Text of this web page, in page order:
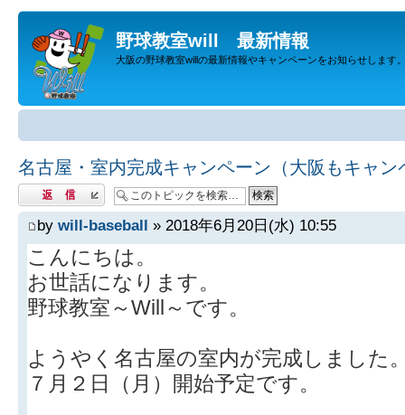
野球教室will 最新情報
大阪の野球教室willの最新情報やキャンペーンをお知らせします
名古屋・室内完成キャンペーン（大阪もキャン
返信する
by will-baseball » 2018年6月20日(水) 10:55
こんにちは。
お世話になります。
野球教室～Will～です。
ようやく名古屋の室内が完成しました
７月２日（月）開始予定です。